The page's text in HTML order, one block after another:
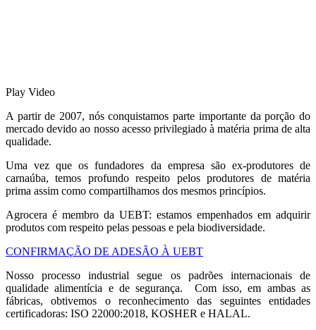
Play Video
A partir de 2007, nós conquistamos parte importante da porção do
mercado devido ao nosso acesso privilegiado à matéria prima de alta
qualidade.
Uma vez que os fundadores da empresa são ex-produtores de
carnaúba, temos profundo respeito pelos produtores de matéria
prima assim como compartilhamos dos mesmos princípios.
Agrocera é membro da UEBT: estamos empenhados em adquirir
produtos com respeito pelas pessoas e pela biodiversidade.
CONFIRMAÇÃO DE ADESÃO À UEBT
Nosso processo industrial segue os padrões internacionais de
qualidade alimentícia e de segurança. Com isso, em ambas as
fábricas, obtivemos o reconhecimento das seguintes entidades
certificadoras: ISO 22000:2018, KOSHER e HALAL.